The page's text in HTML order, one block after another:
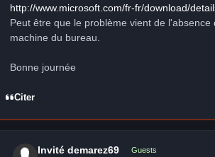
http://www.microsoft.com/fr-fr/download/
Peut être que le problème vient de l'absence
machine du bureau.
Bonne journée
Citer
Invité demarez69 Guests